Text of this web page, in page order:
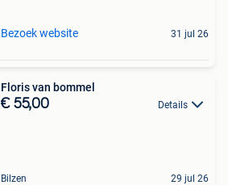
Bezoek website 31 jul 26
Floris van bommel
€ 55,00 Details
Bilzen 29 jul 26